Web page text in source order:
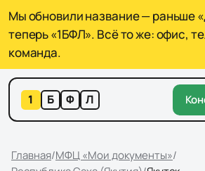
Мы обновили название — раньше
теперь «1БФЛ». Всё то же: офис,
команда.
1 Б Ф Л
Главная/МФЦ «Мои документы»/